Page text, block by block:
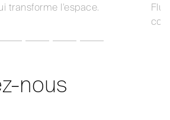
transforme l’espace.
nous